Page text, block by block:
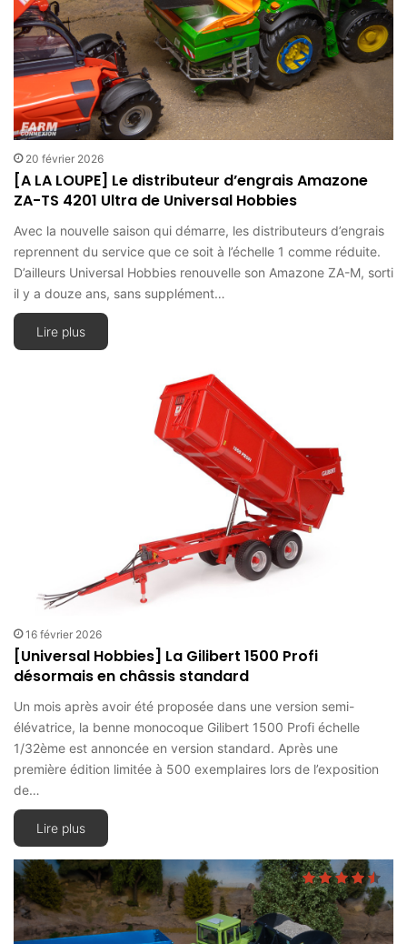
20 février 2026
[A LA LOUPE] Le distributeur d’engrais Amazone
ZA-TS 4201 Ultra de Universal Hobbies
Avec la nouvelle saison qui démarre, les distributeurs d’engrais
reprennent du service que ce soit à l’échelle 1 comme réduite.
D’ailleurs Universal Hobbies renouvelle son Amazone ZA-M, sorti
il y a douze ans, sans supplément…
Lire plus
16 février 2026
[Universal Hobbies] La Gilibert 1500 Profi
désormais en châssis standard
Un mois après avoir été proposée dans une version semi-
élévatrice, la benne monocoque Gilibert 1500 Profi échelle
1/32ème est annoncée en version standard. Après une
première édition limitée à 500 exemplaires lors de l’exposition
de…
Lire plus